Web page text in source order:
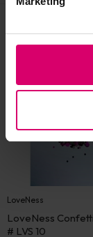
Eerder bekeken
LoveNess
LoveNess
# LVS 10